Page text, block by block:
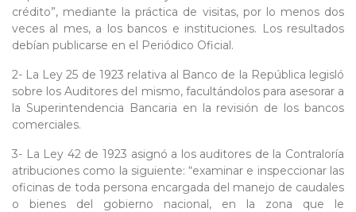
crédito”, mediante la práctica de visitas, por lo menos dos
veces al mes, a los bancos e instituciones. Los resultados
debían publicarse en el Periódico Oficial.
2- La Ley 25 de 1923 relativa al Banco de la República legisló
sobre los Auditores del mismo, facultándolos para asesorar a
la Superintendencia Bancaria en la revisión de los bancos
comerciales.
3- La Ley 42 de 1923 asignó a los auditores de la Contraloría
atribuciones como la siguiente: “examinar e inspeccionar las
oficinas de toda persona encargada del manejo de caudales
o bienes del gobierno nacional, en la zona que le